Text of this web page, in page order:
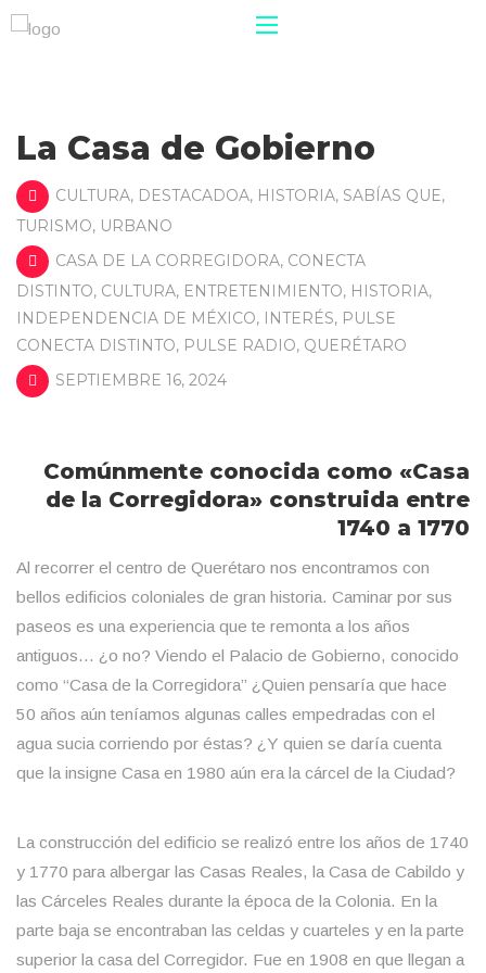
La Casa de Gobierno
CULTURA, DESTACADOA, HISTORIA, SABÍAS QUE,
TURISMO, URBANO
CASA DE LA CORREGIDORA, CONECTA
DISTINTO, CULTURA, ENTRETENIMIENTO, HISTORIA,
INDEPENDENCIA DE MÉXICO, INTERÉS, PULSE
CONECTA DISTINTO, PULSE RADIO, QUERÉTARO
SEPTIEMBRE 16, 2024
Comúnmente conocida como «Casa
de la Corregidora» construida entre
1740 a 1770
Al recorrer el centro de Querétaro nos encontramos con
bellos edificios coloniales de gran historia. Caminar por sus
paseos es una experiencia que te remonta a los años
antiguos… ¿o no? Viendo el Palacio de Gobierno, conocido
como “Casa de la Corregidora” ¿Quien pensaría que hace
50 años aún teníamos algunas calles empedradas con el
agua sucia corriendo por éstas? ¿Y quien se daría cuenta
que la insigne Casa en 1980 aún era la cárcel de la Ciudad?
La construcción del edificio se realizó entre los años de 1740
y 1770 para albergar las Casas Reales, la Casa de Cabildo y
las Cárceles Reales durante la época de la Colonia. En la
parte baja se encontraban las celdas y cuarteles y en la parte
superior la casa del Corregidor. Fue en 1908 en que llegan a